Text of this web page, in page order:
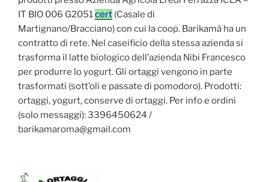
IT BIO 006 G2051 cert (Casale di
Martignano/Bracciano) con cui la coop. Barikamà ha un
contratto di rete. Nel caseificio della stessa azienda si
trasforma il latte biologico dell’azienda Nibi Francesco
per produrre lo yogurt. Gli ortaggi vengono in parte
trasformati (sott’oli e passate di pomodoro). Prodotti:
ortaggi, yogurt, conserve di ortaggi. Per info e ordini
(solo messaggi): 3396450624 /
barikamaroma@gmail.com